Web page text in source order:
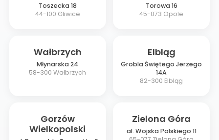
Toszecka 18
44-100 Gliwice
Torowa 16
45-073 Opole
Wałbrzych
Młynarska 24
58-300 Wałbrzych
Elbląg
Grobla Świętego Jerzego
14A
82-300 Elbląg
Gorzów
Wielkopolski
Zielona Góra
al. Wojska Polskiego 11